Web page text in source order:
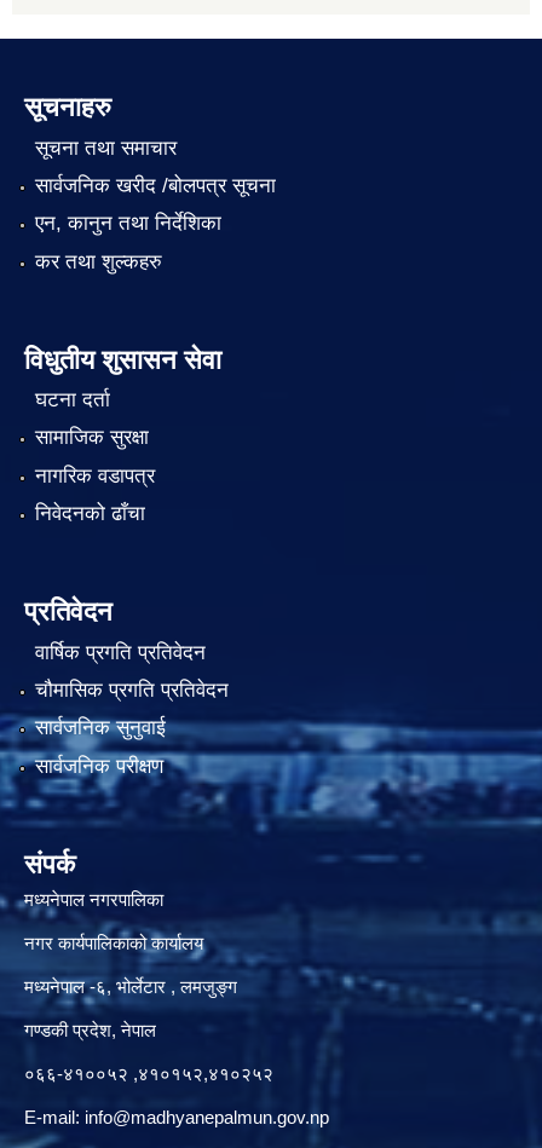
सूचनाहरु
सूचना तथा समाचार
सार्वजनिक खरीद /बोलपत्र सूचना
एन, कानुन तथा निर्देशिका
कर तथा शुल्कहरु
विधुतीय शुसासन सेवा
घटना दर्ता
सामाजिक सुरक्षा
नागरिक वडापत्र
निवेदनको ढाँचा
प्रतिवेदन
वार्षिक प्रगति प्रतिवेदन
चौमासिक प्रगति प्रतिवेदन
सार्वजनिक सुनुवाई
सार्वजनिक परीक्षण
संपर्क
मध्यनेपाल नगरपालिका
नगर कार्यपालिकाको कार्यालय
मध्यनेपाल -६, भोर्लेटार , लमजुङ्ग
गण्डकी प्रदेश, नेपाल
०६६-४१००५२ ,४१०१५२,४१०२५२
E-mail: info@madhyanepalmun.gov.np